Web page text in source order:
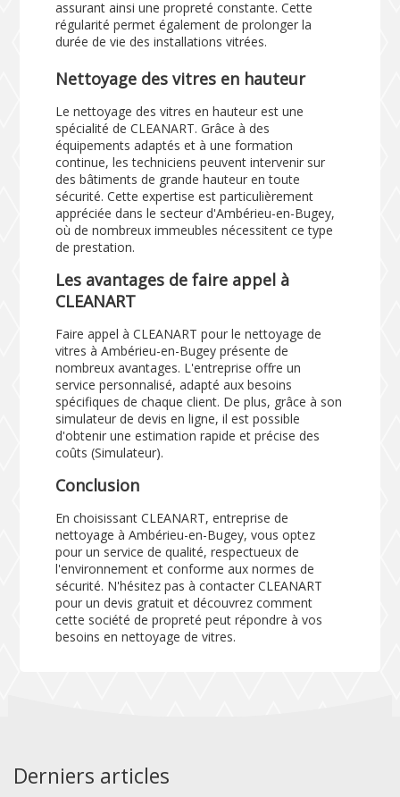
assurant ainsi une propreté constante. Cette
régularité permet également de prolonger la
durée de vie des installations vitrées.
Nettoyage des vitres en hauteur
Le nettoyage des vitres en hauteur est une
spécialité de CLEANART. Grâce à des
équipements adaptés et à une formation
continue, les techniciens peuvent intervenir sur
des bâtiments de grande hauteur en toute
sécurité. Cette expertise est particulièrement
appréciée dans le secteur d'Ambérieu-en-Bugey,
où de nombreux immeubles nécessitent ce type
de prestation.
Les avantages de faire appel à
CLEANART
Faire appel à CLEANART pour le nettoyage de
vitres à Ambérieu-en-Bugey présente de
nombreux avantages. L'entreprise offre un
service personnalisé, adapté aux besoins
spécifiques de chaque client. De plus, grâce à son
simulateur de devis en ligne, il est possible
d'obtenir une estimation rapide et précise des
coûts (Simulateur).
Conclusion
En choisissant CLEANART, entreprise de
nettoyage à Ambérieu-en-Bugey, vous optez
pour un service de qualité, respectueux de
l'environnement et conforme aux normes de
sécurité. N'hésitez pas à contacter CLEANART
pour un devis gratuit et découvrez comment
cette société de propreté peut répondre à vos
besoins en nettoyage de vitres.
Derniers articles